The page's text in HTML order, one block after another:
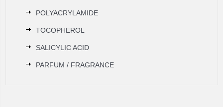
POLYACRYLAMIDE
TOCOPHEROL
SALICYLIC ACID
PARFUM / FRAGRANCE